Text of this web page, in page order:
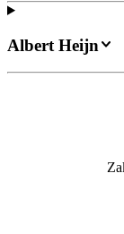
Albert Heijn